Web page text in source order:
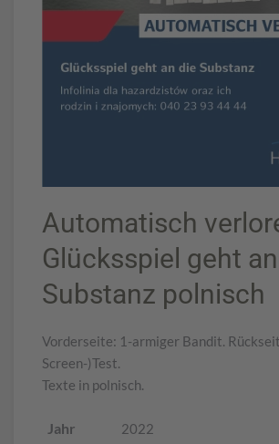
Automatisch
Glücksspiel geht
Substanz polnisch
Vorderseite: 1-armiger Bandit.
Screen-)Test.
Texte in polnisch.
Jahr 2022